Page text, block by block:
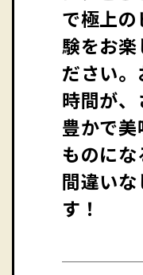
で極上
験をお楽
ださい。
時間が、
豊かで美
ものにな
間違いな
す！